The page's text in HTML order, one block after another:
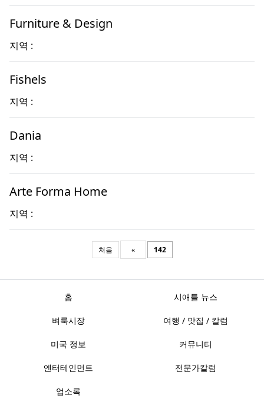
Furniture & Design
지역 :
Fishels
지역 :
Dania
지역 :
Arte Forma Home
지역 :
처음 « 142
홈 시애틀 뉴스
벼룩시장 여행 / 맛집 / 칼럼
미국 정보 커뮤니티
엔터테인먼트 전문가칼럼
업소록